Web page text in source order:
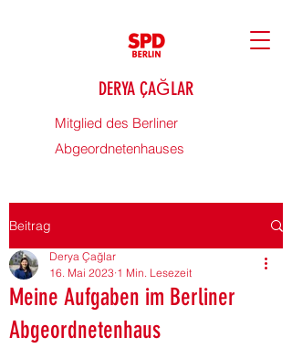
DERYA ÇAĞLAR
Mitglied des Berliner
Abgeordnetenhauses
Beitrag
Meine Aufgaben im Berliner
Abgeordnetenhaus
Derya Çağlar
16. Mai 2023 1 Min. Lesezeit